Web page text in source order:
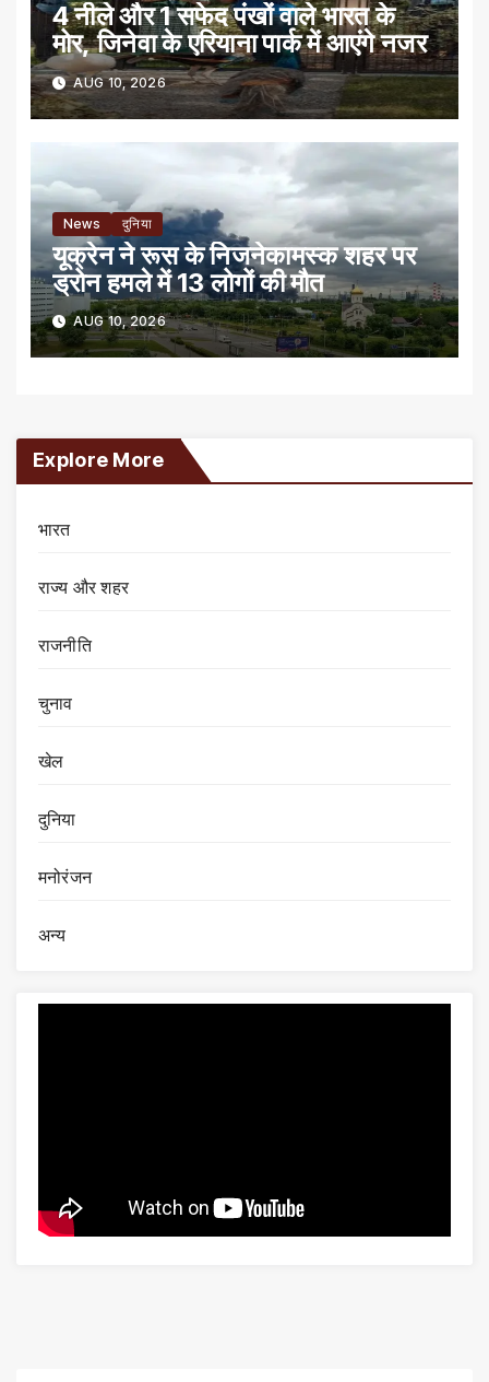
4 नीले और 1 सफेद पंखों वाले भारत के
मोर, जिनेवा के एरियाना पार्क में आएंगे नजर
AUG 10, 2026
News दुनिया
यूक्रेन ने रूस के निजनेकामस्क शहर पर
ड्रोन हमले में 13 लोगों की मौत
AUG 10, 2026
Explore More
भारत
राज्य और शहर
राजनीति
चुनाव
खेल
दुनिया
मनोरंजन
अन्य